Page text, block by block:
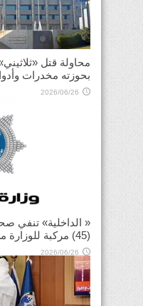
محاولة قتل
بحوزته مخدرات
2026/06/26
« الداخلية» تنفي
(45) مركبة للوزارة من إحدى الدول
2026/06/26